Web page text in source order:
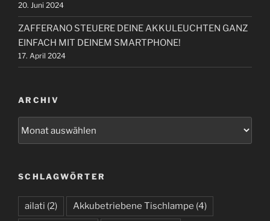
20. Juni 2024
ZAFFERANO STEUERE DEINE AKKULEUCHTEN GANZ
EINFACH MIT DEINEM SMARTPHONE!
17. April 2024
ARCHIV
i
v
SCHLAGWÖRTER
ailati (2) Akkubetriebene Tischlampe (4)